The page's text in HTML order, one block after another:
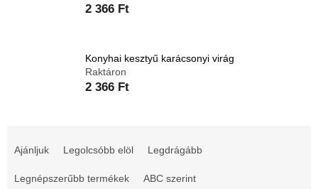
2 366 Ft
Konyhai kesztyű karácsonyi virág
Raktáron
2 366 Ft
m
Ajánljuk Legolcsóbb elöl Legdrágább
Legnépszerűbb termékek ABC szerint